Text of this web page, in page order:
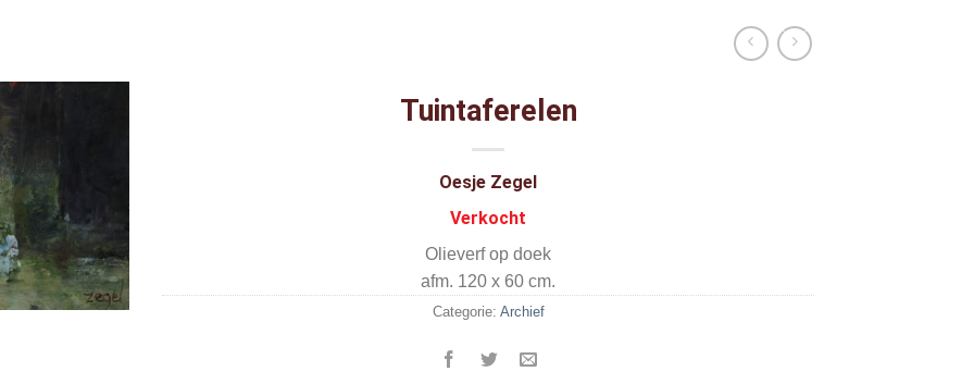
Tuintaferelen
Oesje Zegel
Verkocht
Olieverf op doek
afm. 120 x 60 cm.
Categorie: Archief